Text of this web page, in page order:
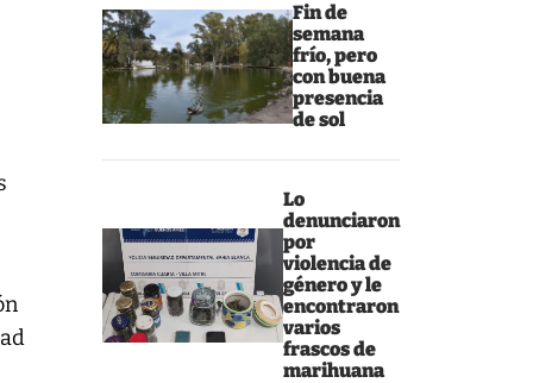
Fin de
semana
frío, pero
con buena
presencia
de sol
Lo
denunciaron
por
violencia de
género y le
encontraron
varios
frascos de
marihuana